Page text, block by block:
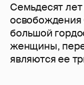
Семьдесят
большой
женщины,
являются ее